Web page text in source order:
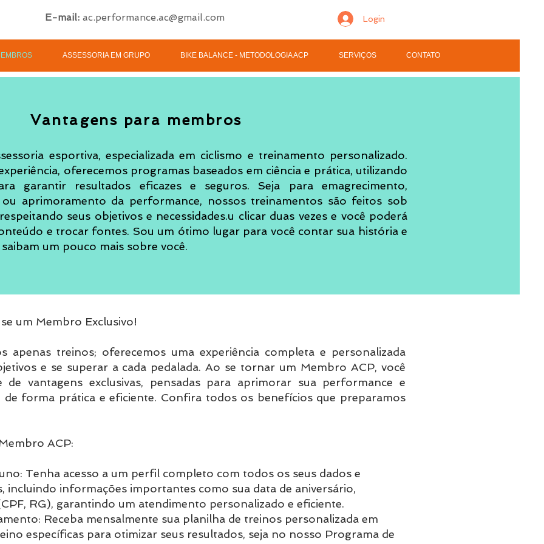
E-mail: ac.performance.ac@gmail.com Login
ASSESSORIA EM GRUPO BIKE BALANCE - METODOLOGIA ACP SERVIÇOS CONTATO
Vantagens para membros
esportiva, especializada em ciclismo e treinamento personalizado.
oferecemos programas baseados em ciência e prática, utilizando
garantir resultados eficazes e seguros. Seja para emagrecimento,
aprimoramento da performance, nossos treinamentos são feitos sob
seus objetivos e necessidades.u clicar duas vezes e você poderá
e trocar fontes. Sou um ótimo lugar para você contar sua história e
um pouco mais sobre você.
um Membro Exclusivo!
apenas treinos; oferecemos uma experiência completa e personalizada
e se superar a cada pedalada. Ao se tornar um Membro ACP, você
vantagens exclusivas, pensadas para aprimorar sua performance e
forma prática e eficiente. Confira todos os benefícios que preparamos
ACP:
Tenha acesso a um perfil completo com todos os seus dados e
incluindo informações importantes como sua data de aniversário,
RG), garantindo um atendimento personalizado e eficiente.
Receba mensalmente sua planilha de treinos personalizada em
específicas para otimizar seus resultados, seja no nosso Programa de